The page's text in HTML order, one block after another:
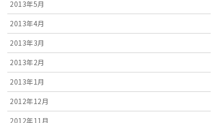
2013年5月
2013年4月
2013年3月
2013年2月
2013年1月
2012年12月
2012年11月